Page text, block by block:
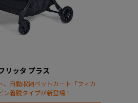
リッタ プラス
、自動収納ペットカート「フィカ
ン着脱タイプが新登場！